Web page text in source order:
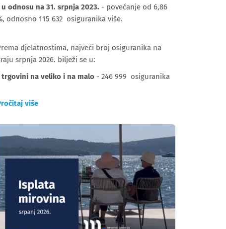
u odnosu na 31. srpnja 2023. - povećanje od 6,86
odnosno 115 632 osiguranika više.
djelatnostima, najveći broj osiguranika na
srpnja 2026. bilježi se u:
trgovini na veliko i na malo - 246 999 osiguranika
više